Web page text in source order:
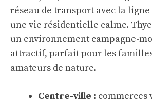
réseau de transport avec la ligne
une vie résidentielle calme.
un environnement campagne-
attractif, parfait pour les
amateurs de nature.
Centre-ville : commerces